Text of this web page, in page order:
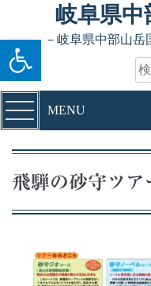
ツールバーを開く
Skip to content岐阜県中
－岐阜県中部山岳
MENU
飛騨の砂守ツア